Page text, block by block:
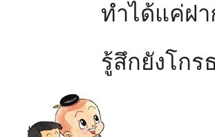
ทำได้แค่ฝา
รู้สึกยังโกร